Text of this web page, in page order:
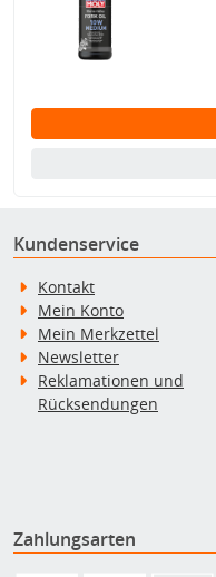
Kundenservice
Kontakt
Mein Konto
Mein Merkzettel
Newsletter
Reklamationen und
Rücksendungen
Zahlungsarten